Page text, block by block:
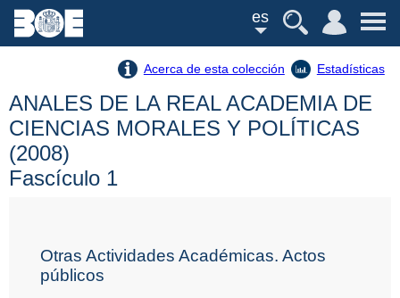
es
Acerca de esta colección Estadísticas
ANALES DE LA REAL ACADEMIA DE
CIENCIAS MORALES Y POLÍTICAS
(2008)
Fascículo 1
Otras Actividades Académicas. Actos
públicos